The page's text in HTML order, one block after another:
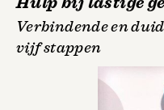
Verbindende en
vijf stappen